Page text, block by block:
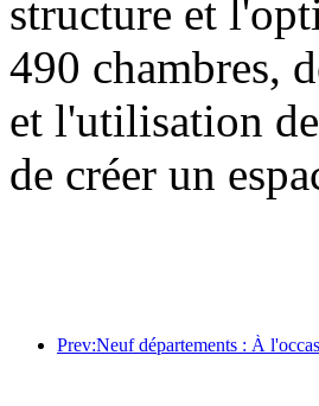
structure et
490 chambres,
et l'utilisation
de créer un